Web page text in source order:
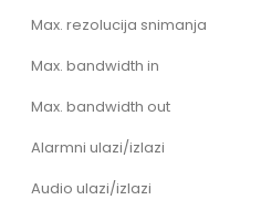
Max. rezolucija snimanja
Max. bandwidth in
Max. bandwidth out
Alarmni ulazi/izlazi
Audio ulazi/izlazi